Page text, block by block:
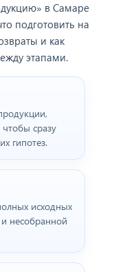
в Самаре
подготовить на
и как
этапами.
сразу
гипотез.
исходных
несобранной